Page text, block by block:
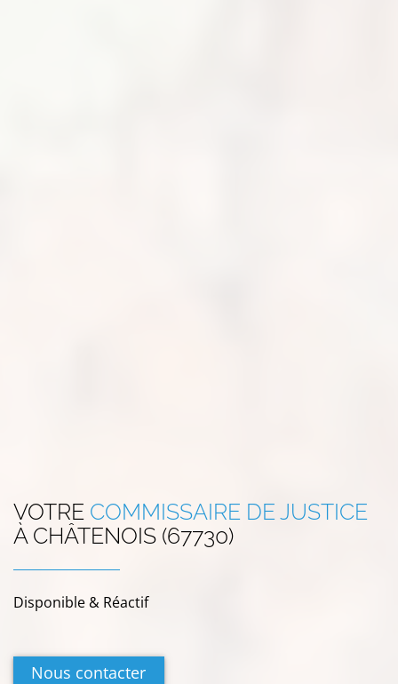
VOTRE COMMISSAIRE DE JUSTICE
À CHÂTENOIS (67730)
Disponible & Réactif
Nous contacter